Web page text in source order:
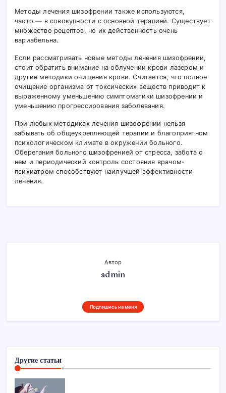
Методы лечения шизофрении также используются,
часто — в совокупности с основной терапией. Существует
множество рецептов, но их действенность очень
вариабельна.
Если рассматривать новые методы лечения шизофрении,
стоит обратить внимание на облучении крови лазером и
другие методики очищения крови. Считается, что полное
очищение организма от токсических веществ приводит к
выраженному уменьшению симптоматики шизофрении и
уменьшению прогрессирования заболевания.
При любых методиках лечения шизофрении нельзя
забывать об общеукрепляющей терапии и благоприятном
психологическом климате в окружении больного.
Оберегания больного шизофренией от стресса, забота о
нем и периодический контроль состояния врачом-
психиатром способствуют наилучшей эффективности
лечения.
Автор
admin
Подпишись на меня
Другие статьи